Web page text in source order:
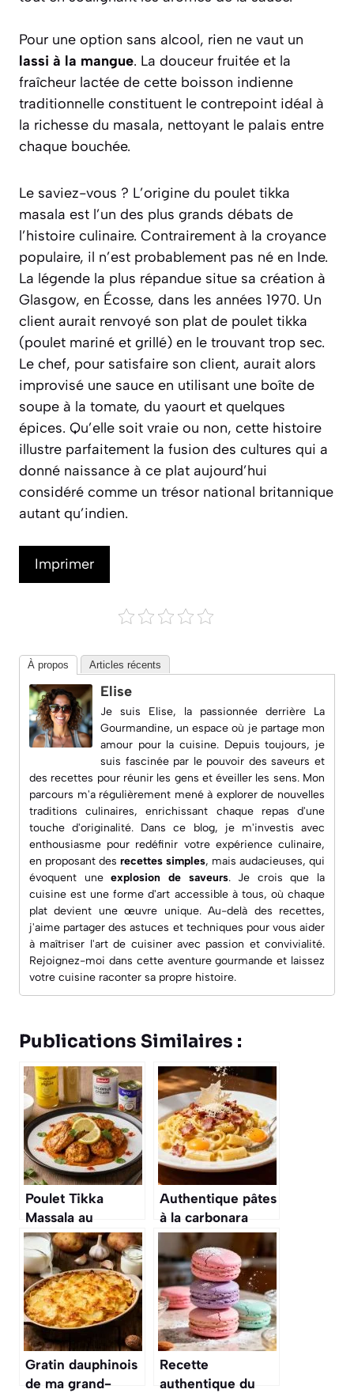
Pour une option sans alcool, rien ne vaut un
lassi à la mangue. La douceur fruitée et la
fraîcheur lactée de cette boisson indienne
traditionnelle constituent le contrepoint idéal à
la richesse du masala, nettoyant le palais entre
chaque bouchée.
Le saviez-vous ? L’origine du poulet tikka
masala est l’un des plus grands débats de
l’histoire culinaire. Contrairement à la croyance
populaire, il n’est probablement pas né en Inde.
La légende la plus répandue situe sa création à
Glasgow, en Écosse, dans les années 1970. Un
client aurait renvoyé son plat de poulet tikka
(poulet mariné et grillé) en le trouvant trop sec.
Le chef, pour satisfaire son client, aurait alors
improvisé une sauce en utilisant une boîte de
soupe à la tomate, du yaourt et quelques
épices. Qu’elle soit vraie ou non, cette histoire
illustre parfaitement la fusion des cultures qui a
donné naissance à ce plat aujourd’hui
considéré comme un trésor national britannique
autant qu’indien.
Imprimer
À propos Articles récents
Elise
Je suis Elise, la passionnée derrière La
Gourmandine, un espace où je partage mon
amour pour la cuisine. Depuis toujours, je
suis fascinée par le pouvoir des saveurs et
des recettes pour réunir les gens et éveiller les sens. Mon
parcours m'a régulièrement mené à explorer de nouvelles
traditions culinaires, enrichissant chaque repas d'une
touche d'originalité. Dans ce blog, je m'investis avec
enthousiasme pour redéfinir votre expérience culinaire,
en proposant des recettes simples, mais audacieuses, qui
évoquent uneexplosion de saveurs. Je crois que la
cuisine est une forme d'art accessible à tous, où chaque
plat devient une œuvre unique. Au-delà des recettes,
j'aime partager des astuces et techniques pour vous aider
à maîtriser l'art de cuisiner avec passion et convivialité.
Rejoignez-moi dans cette aventure gourmande et laissez
votre cuisine raconter sa propre histoire.
Publications Similaires :
Poulet Tikka
Massala au
Cookeo : recette
Facile et
Délicieuse
Authentique pâtes
à la carbonara
sans crème : la
recette
traditionnelle
Gratin dauphinois
de ma grand-
Recette
authentique du